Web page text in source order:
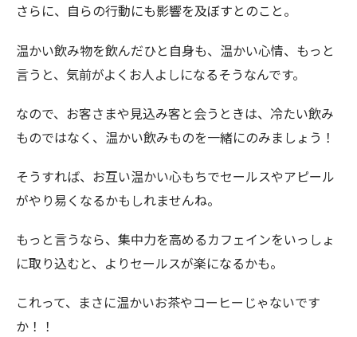
さらに、自らの行動にも影響を及ぼすとのこと。
温かい飲み物を飲んだひと自身も、温かい心情、もっと
言うと、気前がよくお人よしになるそうなんです。
なので、お客さまや見込み客と会うときは、冷たい飲み
ものではなく、温かい飲みものを一緒にのみましょう！
そうすれば、お互い温かい心もちでセールスやアピール
がやり易くなるかもしれませんね。
もっと言うなら、集中力を高めるカフェインをいっしょ
に取り込むと、よりセールスが楽になるかも。
これって、まさに温かいお茶やコーヒーじゃないです
か！！